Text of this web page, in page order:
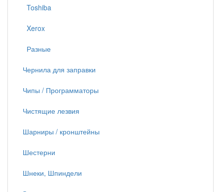
Toshiba
Xerox
Разные
Чернила для заправки
Чипы / Программаторы
Чистящие лезвия
Шарниры / кронштейны
Шестерни
Шнеки, Шпиндели